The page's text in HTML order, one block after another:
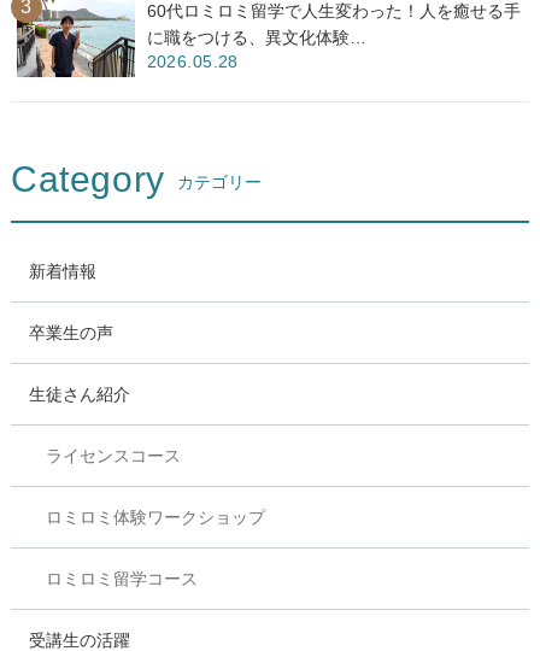
60代ロミロミ留学で人生変わった！人を癒せる手
に職をつける、異文化体験…
2026.05.28
Category カテゴリー
新着情報
卒業生の声
生徒さん紹介
ライセンスコース
ロミロミ体験ワークショップ
ロミロミ留学コース
受講生の活躍